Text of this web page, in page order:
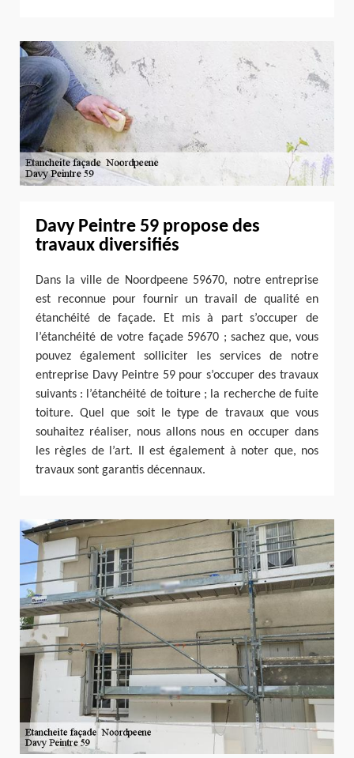
Davy Peintre 59 propose des
travaux diversifiés
Dans la ville de Noordpeene 59670, notre entreprise
est reconnue pour fournir un travail de qualité en
étanchéité de façade. Et mis à part s’occuper de
l’étanchéité de votre façade 59670 ; sachez que, vous
pouvez également solliciter les services de notre
entreprise Davy Peintre 59 pour s’occuper des travaux
suivants : l’étanchéité de toiture ; la recherche de fuite
toiture. Quel que soit le type de travaux que vous
souhaitez réaliser, nous allons nous en occuper dans
les règles de l’art. Il est également à noter que, nos
travaux sont garantis décennaux.